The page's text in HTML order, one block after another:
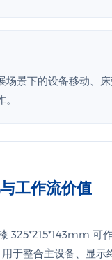
场景下的设备移动、
工作流价值
325*215*143mm 可
于整合主设备、显示